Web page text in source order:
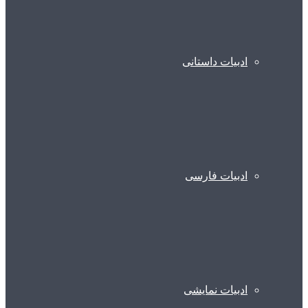
ادبیات داستانی
ادبیات فارسی
ادبیات نمایشی